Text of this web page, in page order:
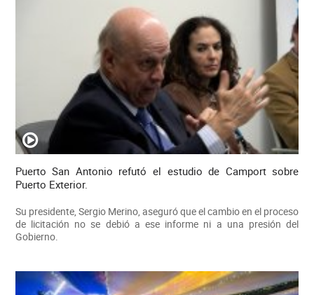
Puerto San Antonio refutó el estudio de Camport sobre
Puerto Exterior.
Su presidente, Sergio Merino, aseguró que el cambio en el proceso
de licitación no se debió a ese informe ni a una presión del
Gobierno.